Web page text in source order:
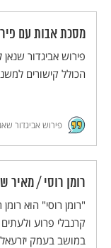
מסכת אבות עם
פירוש אביגדור
הכולל קישורים
פירוש אביגדור
רומן רוסי / מאיר
"רומן רוסי" הוא
קרנבלי פרוע
במושב בעמק